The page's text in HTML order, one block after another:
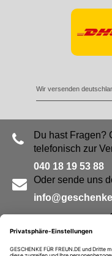
Wir versenden
Du hast Fragen?
telefonisch zur
040 18 19 53 88
Oder sende uns